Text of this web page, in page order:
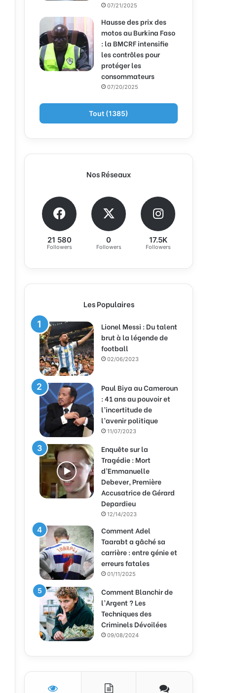
07/21/2025
Hausse des prix des
motos au Burkina Faso
: la BMCRF intensifie
les contrôles pour
protéger les
consommateurs
07/20/2025
Tout (1385)
Nos Réseaux
21 580
Followers
0
Followers
17.5K
Followers
Les Populaires
Lionel Messi : Du talent
brut à la légende de
football
02/06/2023
Paul Biya au Cameroun
: 41 ans au pouvoir et
l’incertitude de
l’avenir politique
11/07/2023
Enquête sur la
Tragédie : Mort
d’Emmanuelle
Debever, Première
Accusatrice de Gérard
Depardieu
12/14/2023
Comment Adel
Taarabt a gâché sa
carrière : entre génie et
erreurs fatales
01/11/2025
Comment Blanchir de
l’Argent ? Les
Techniques des
Criminels Dévoilées
09/08/2024